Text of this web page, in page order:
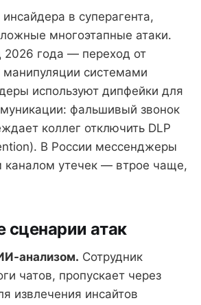
в суперагента,
многоэтапные атаки.
2026 года — переход от
системами
используют дипфейки для
фальшивый звонок
коллег отключить DLP
В России мессенджеры
каналом утечек — втрое чаще,
сценарии атак
анализом. Сотрудник
чатов, пропускает через
извлечения инсайтов